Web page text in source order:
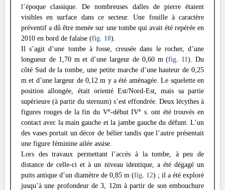
l’époque classique. De nombreuses dalles de pierre étaient
visibles en surface dans ce secteur. Une fouille à caractère
préventif a dû être menée sur une tombe qui avait été repérée en
2010 en bord de falaise (fig. 10).
Il s’agit d’une tombe à fosse, creusée dans le rocher, d’une
longueur de 1,70 m et d’une largeur de 0,60 m (fig. 11). Du
côté Sud de la tombe, une petite marche d’une hauteur de 0,25
m et d’une largeur de 0,12 m y a été aménagée. Le squelette en
position allongée, était orienté Est/Nord-Est, mais sa partie
supérieure (à partir du sternum) s’est effondrée. Deux lécythes à
figures rouges de la fin du Ve-début IVe s. ont été trouvés en
contact avec la main gauche et la jambe gauche du défunt. L’un
des vases portait un décor de bélier tandis que l’autre présentait
une figure féminine ailée assise.
Lors des travaux permettant l’accès à la tombe, à peu de
distance de celle-ci et à un niveau identique, a été dégagé un
puits antique d’un diamètre de 0,85 m (fig. 12) ; il a été exploré
jusqu’à une profondeur de 3, 12m à partir de son embouchure